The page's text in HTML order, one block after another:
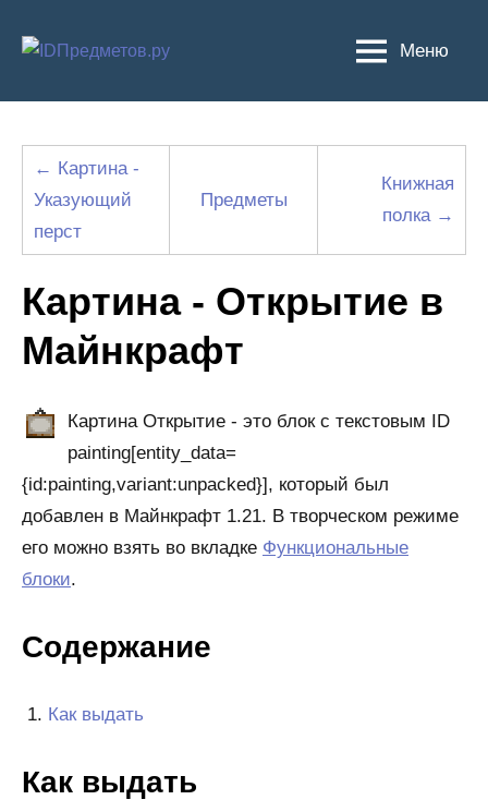
Меню
← Картина -
Указующий
перст
Предметы
Книжная
полка →
Картина - Открытие в
Майнкрафт
Картина Открытие - это блок с текстовым ID
painting[entity_data=
{id:painting,variant:unpacked}], который был
добавлен в Майнкрафт 1.21. В творческом режиме
его можно взять во вкладке Функциональные
блоки.
Содержание
Как выдать
Как выдать